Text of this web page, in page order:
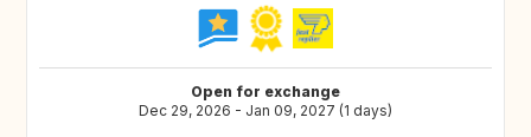
Open for exchange
Dec 29, 2026 - Jan 09, 2027 (1 days)